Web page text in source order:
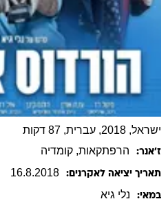
ישראל, 2018, עברית, 87 דקות
ז׳אנר: הרפתקאות, קומדיה
תאריך יציאה לאקרנים: 16.8.2018
במאי: נלי גיא